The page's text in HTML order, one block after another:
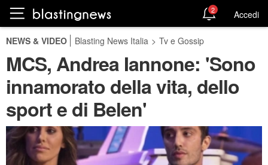
2 Accedi
NEWS & VIDEO Blasting News Italia > Tv e Gossip
MCS, Andrea Iannone: 'Sono
innamorato della vita, dello
sport e di Belen'